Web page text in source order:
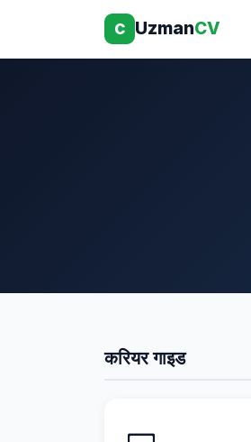
C UzmanCV
करियर गाइड